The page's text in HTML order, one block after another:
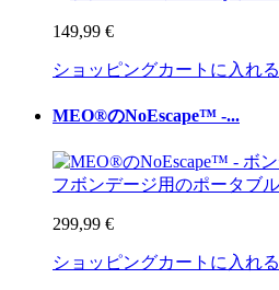
149,99 €
ショッピングカートに入れる
MEO®のNoEscape™ -...
299,99 €
ショッピングカートに入れる